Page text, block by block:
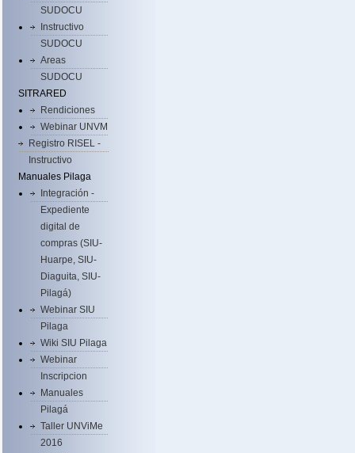
SUDOCU
Instructivo
SUDOCU
Areas
SUDOCU
SITRARED
Rendiciones
Webinar UNVM
Registro RISEL -
Instructivo
Manuales Pilaga
Integración -
Expediente
digital de
compras (SIU-
Huarpe, SIU-
Diaguita, SIU-
Pilagá)
Webinar SIU
Pilaga
Wiki SIU Pilaga
Webinar
Inscripcion
Manuales
Pilagá
Taller UNViMe
2016